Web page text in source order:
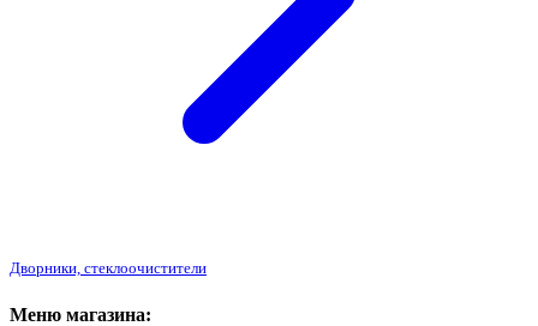
Дворники, стеклоочистители
Меню магазина: